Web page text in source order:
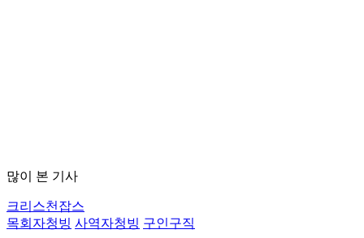
많이 본 기사
크리스천잡스
목회자청빙 사역자청빙 구인구직